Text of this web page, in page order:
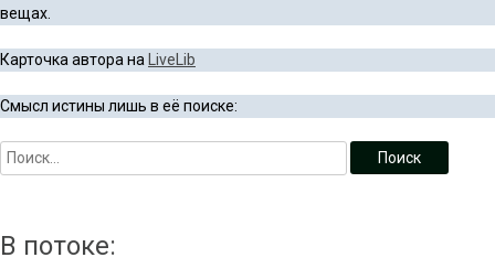
вещах.
Карточка автора на LiveLib
Смысл истины лишь в её поиске:
В потоке: